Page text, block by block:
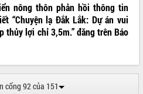
nông thôn phản hồi thông tin
“Chuyện lạ Đắk Lắk: Dự án vui
thủy lợi chỉ 3,5m.” đăng trên Báo
cổng 92 của 151